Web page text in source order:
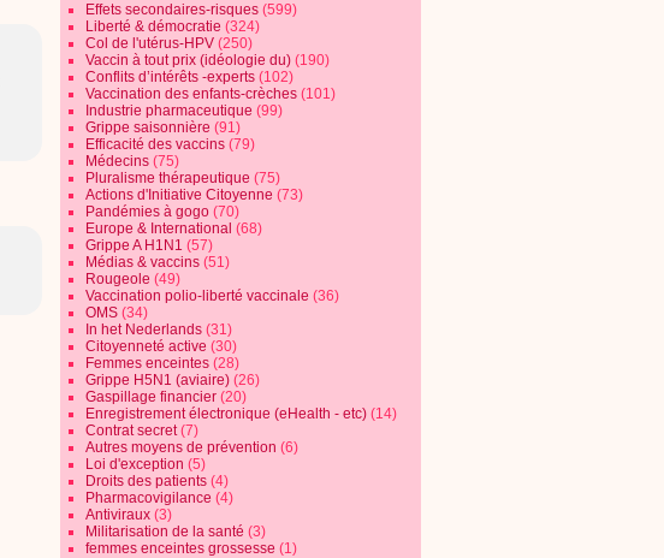
Effets secondaires-risques (599)
Liberté & démocratie (324)
Col de l'utérus-HPV (250)
Vaccin à tout prix (idéologie du) (190)
Conflits d’intérêts -experts (102)
Vaccination des enfants-crèches (101)
Industrie pharmaceutique (99)
Grippe saisonnière (91)
Efficacité des vaccins (79)
Médecins (75)
Pluralisme thérapeutique (75)
Actions d'Initiative Citoyenne (73)
Pandémies à gogo (70)
Europe & International (68)
Grippe A H1N1 (57)
Médias & vaccins (51)
Rougeole (49)
Vaccination polio-liberté vaccinale (36)
OMS (34)
In het Nederlands (31)
Citoyenneté active (30)
Femmes enceintes (28)
Grippe H5N1 (aviaire) (26)
Gaspillage financier (20)
Enregistrement électronique (eHealth - etc) (14)
Contrat secret(7)
Autres moyens de prévention (6)
Loi d'exception (5)
Droits des patients (4)
Pharmacovigilance (4)
Antiviraux (3)
Militarisation de la santé (3)
femmes enceintes grossesse (1)